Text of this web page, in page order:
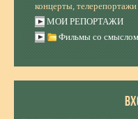
концерты, телерепортажи
МОИ РЕПОРТАЖИ
Фильмы со смыслом